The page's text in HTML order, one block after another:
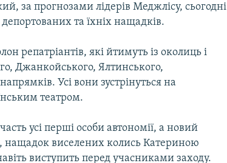
за прогнозами лідерів Меджлісу, сьогодні
та їхніх нащадків.
репатріантів, які йтимуть із околиць і
Джанкойського, Ялтинського,
Усі вони зустрінуться на
театром.
усі перші особи автономії, а новий
виселених колись Катериною
виступить перед учасниками заходу.